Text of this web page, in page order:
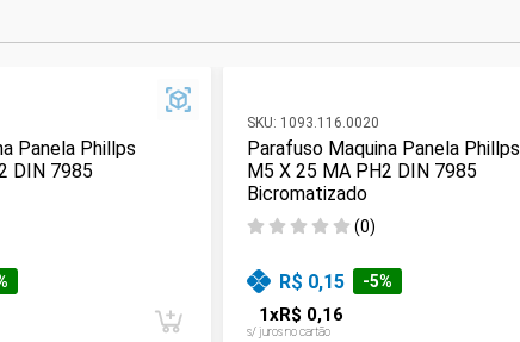
Panela Phillps
DIN 7985
SKU: 1093.116.0020
Parafuso Maquina Panela Phillps
M5 X 25 MA PH2 DIN 7985
Bicromatizado
(0)
R$ 0,15 -5%
1xR$ 0,16
s/ juros no cartão